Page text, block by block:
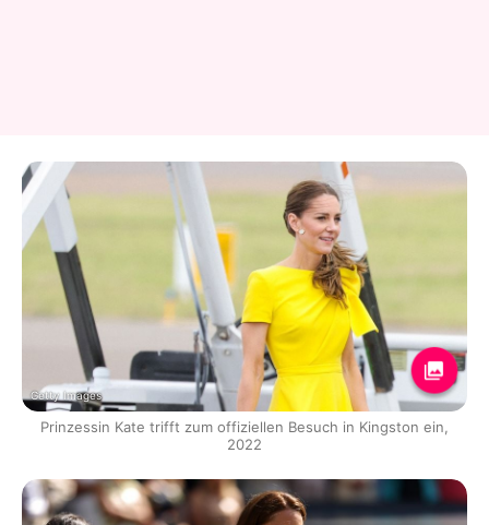
Getty Images
Prinzessin Kate trifft zum offiziellen Besuch in Kingston ein,
2022